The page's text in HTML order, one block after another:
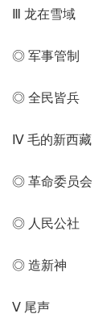
Ⅲ 龙在雪域
◎ 军事管制
◎ 全民皆兵
Ⅳ 毛的新西藏
◎ 革命委员会
◎ 人民公社
◎ 造新神
Ⅴ 尾声